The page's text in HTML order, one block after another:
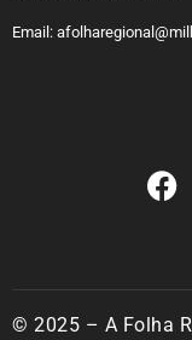
Email:
© 2025 – A Folha